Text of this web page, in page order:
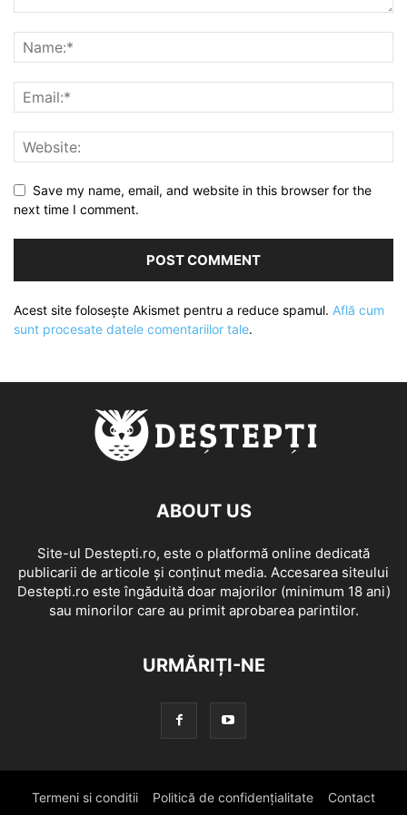
Save my name, email, and website in this browser for the
next time I comment.
Acest site folosește Akismet pentru a reduce spamul. Află cum
sunt procesate datele comentariilor tale.
ABOUT US
Site-ul Destepti.ro, este o platformă online dedicată
publicarii de articole și conținut media. Accesarea siteului
Destepti.ro este îngăduită doar majorilor (minimum 18 ani)
sau minorilor care au primit aprobarea parintilor.
URMĂRIȚI-NE
Termeni si conditii Politică de confidențialitate Contact